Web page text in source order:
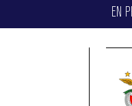
EN